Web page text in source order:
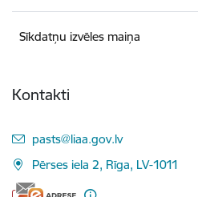
Sīkdatņu izvēles maiņa
Kontakti
E-pasts:
pasts@liaa.gov.lv
Pērses iela 2, Rīga, LV-1011